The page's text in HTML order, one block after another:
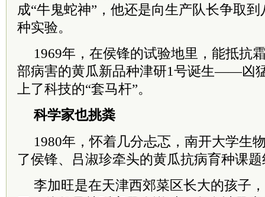
成“牛鬼蛇神”，他还是向生产队长争取
种实验。
1969年，在侯锋的试验地里，能抵抗
部病害的黄瓜新品种津研1号诞生——凶
上了科技的“套马杆”。
科学家也挑粪
1980年，怀着几分忐忑，南开大学生
了侯锋、吕淑珍牵头的黄瓜抗病育种课
李加旺是在天津西郊菜区长大的孩子